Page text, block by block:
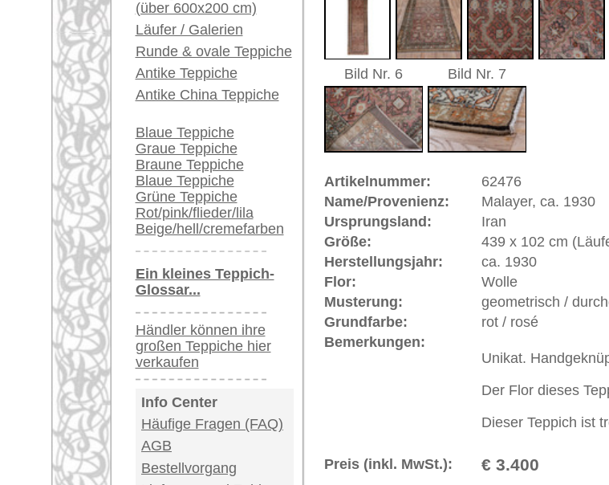
Häufige Fragen (FAQ)
AGB
Bestellvorgang
Lieferung und Zahlung
Widerrufsrecht
Datenschutz
Dieser Teppich ist trotz seines Alters in gutem Zustand.
Preis (inkl. MwSt.): € 3.400
Voraussichtliche Lieferzeit:
4 - 8 Werktage
in Warenkorb
Mehr über die Provenienz Malayer, ca. 1930 | Iran
Malayer befindet sich in West-Iran, ca. 80 km südlich von Hamadan. Obwohl in der Nähe
Hamadans
mehr nach dem 100 km südwestlich gelegenen
genannt) obwohl sie meist voller und höher im Flor sind als dieFarahan-Teppiche. Im 19.
Jahrhundert war der Farahan in England sehr beliebt und wurde dort "Gentleman-Carpet"
genannt. Antike
Teppiche gehören zu den Teppichen mit der höchsten
Wertsteigerung also zu den heutzutage am teuersten gehandelten Teppichen.
Teppiche.tv - große moderne Teppiche | neue und antike Orientteppiche -
Kundenservice:
Deutschland / Österreich: +49 (0)40 450 4102
United Kingdom: +44 (0)20 7183 4544
Geschäftsbedingungen